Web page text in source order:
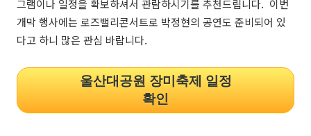
그램이나 일정을 확보하셔서 관람하시기를 추천드립니다. 이번
개막 행사에는 로즈밸리콘서트로 박정현의 공연도 준비되어 있
다고 하니 많은 관심 바랍니다.
울산대공원 장미축제 일정
확인